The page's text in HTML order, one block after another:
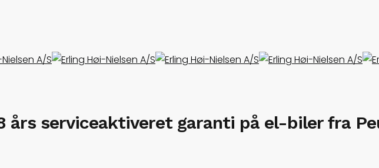
års serviceaktiveret garanti på el-biler fra